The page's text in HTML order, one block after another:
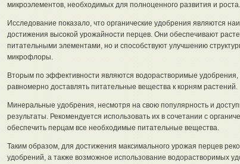
микроэлементов, необходимых для полноценного развития и роста.
Исследование показало, что органические удобрения являются
достижения высокой урожайности перцев. Они обеспечивают
питательными элементами, но и способствуют улучшению
микрофлоры.
Вторым по эффективности являются водорастворимые
равномерно доставлять питательные вещества к корням растений.
Минеральные удобрения, несмотря на свою популярность и
результаты. Рекомендуется использовать их в сочетании с
обеспечить перцам все необходимые питательные вещества.
Таким образом, для достижения максимального урожая перцев
удобрений, а также возможное использование водорастворимых